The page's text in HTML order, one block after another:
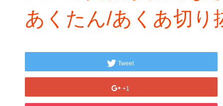
あくたん/あくあ切り
Tweet
+1